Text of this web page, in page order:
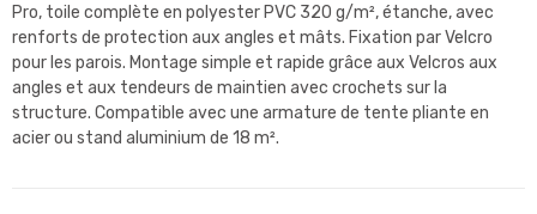
Pro, toile complète en polyester PVC 320 g/m², étanche, avec
renforts de protection aux angles et mâts. Fixation par Velcro
pour les parois. Montage simple et rapide grâce aux Velcros aux
angles et aux tendeurs de maintien avec crochets sur la
structure. Compatible avec une armature de tente pliante en
acier ou stand aluminium de 18 m².